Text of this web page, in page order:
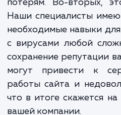
первых, это
Попытки
сложной задачи, как
могут привести к
потерям. Во-вторых,
Наши специалисты
необходимые навыки